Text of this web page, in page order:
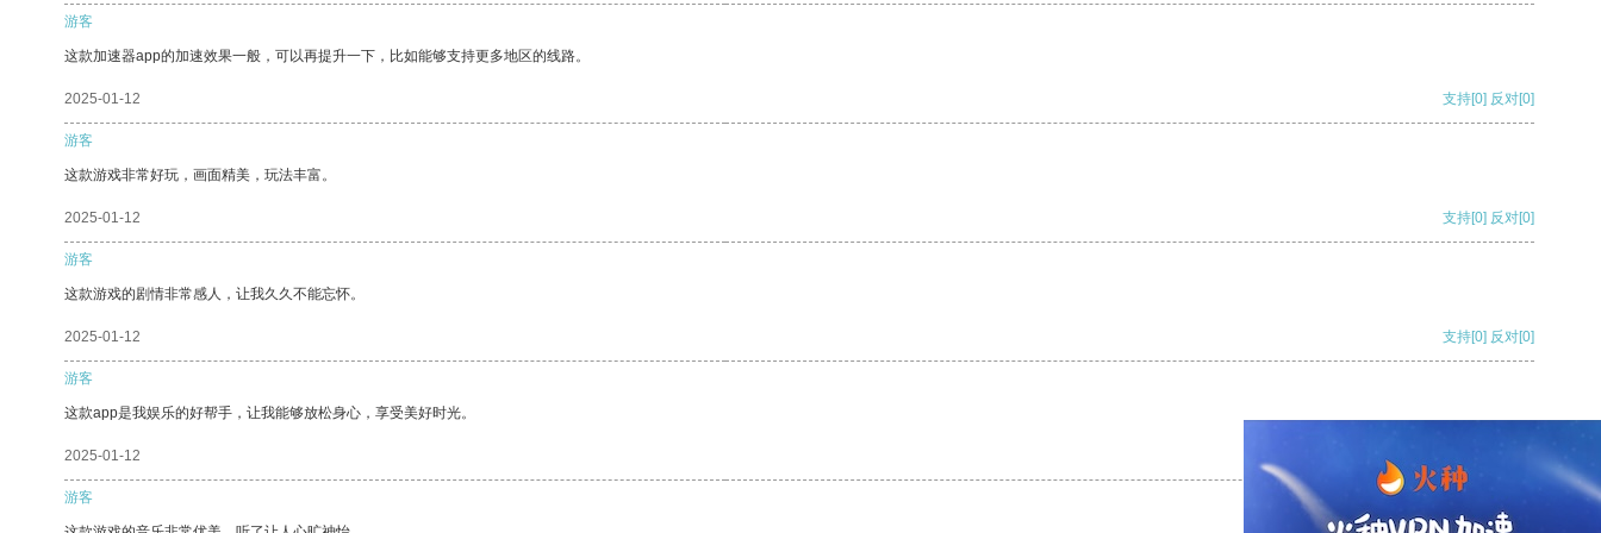
游客
这款加速器app的加速效果一般，可以再提升一下，比如能够支持更多地区的线路。
2025-01-12 支持[0] 反对[0]
游客
这款游戏非常好玩，画面精美，玩法丰富。
2025-01-12 支持[0] 反对[0]
游客
这款游戏的剧情非常感人，让我久久不能忘怀。
2025-01-12 支持[0] 反对[0]
游客
这款app是我娱乐的好帮手，让我能够放松身心，享受美好时光。
2025-01-12
游客